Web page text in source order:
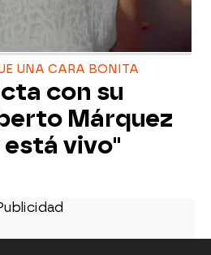
UNA CARA BONITA
con su
Márquez
vivo"